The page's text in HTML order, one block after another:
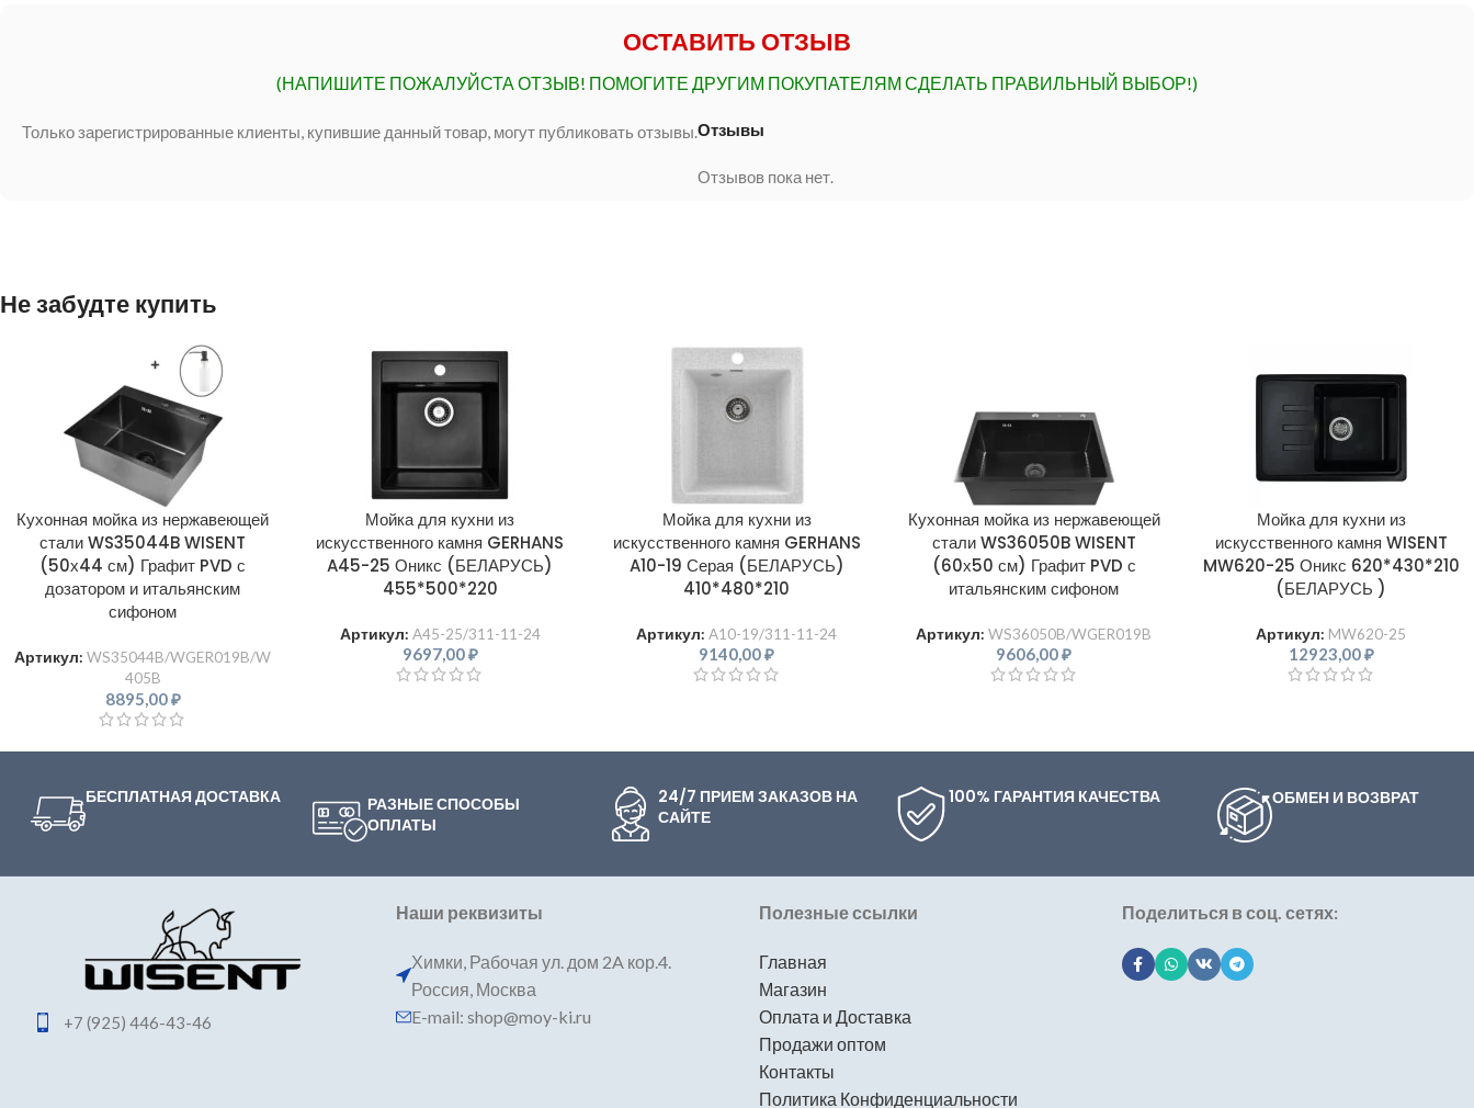
ОСТАВИТЬ ОТЗЫВ
(НАПИШИТЕ ПОЖАЛУЙСТА ОТЗЫВ! ПОМОГИТЕ ДРУГИМ ПОКУПАТЕЛЯМ СДЕЛАТЬ ПРАВИЛЬНЫЙ ВЫБОР!)
Отзывы
Отзывов пока нет.
Только зарегистрированные клиенты, купившие данный товар, могут публиковать отзывы.
Не забудте купить
Кухонная мойка из нержавеющей
стали WS35044B WISENT
(50х44 см) Графит PVD с
дозатором и итальянским
сифоном
Артикул:WS35044B/WGER019B/W
405B
8895,00₽
Мойка для кухни из
искусственного камня GERHANS
A45-25 Оникс (БЕЛАРУСЬ)
455*500*220
Артикул: A45-25/311-11-24
9697,00₽
Мойка для кухни из
искусственного камня GERHANS
A10-19 Серая (БЕЛАРУСЬ)
410*480*210
Артикул:A10-19/311-11-24
9140,00₽
Кухонная мойка из нержавеющей
стали WS36050B WISENT
(60х50 см) Графит PVD с
итальянским сифоном
Артикул:WS36050B/WGER019B
9606,00₽
Мойка для кухни из
искусственного камня WISENT
MW620-25 Оникс 620*430*210
(БЕЛАРУСЬ )
Артикул: MW620-25
12923,00₽
БЕСПЛАТНАЯ ДОСТАВКА
РАЗНЫЕ СПОСОБЫ
ОПЛАТЫ
24/7 ПРИЕМ ЗАКАЗОВ НА
САЙТЕ
100% ГАРАНТИЯ КАЧЕСТВА ОБМЕН И ВОЗВРАТ
+7 (925) 446-43-46
Наши реквизиты
Химки, Рабочая ул. дом 2A кор.4.
Россия, Москва
E-mail: shop@moy-ki.ru
Полезные ссылки
Главная
Магазин
Оплата и Доставка
Продажи оптом
Контакты
Политика Конфиденциальности
Поделиться в соц. сетях: